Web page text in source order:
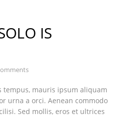
IS
tempus, mauris ipsum aliquam
urna a orci. Aenean commodo
Sed mollis, eros et ultrices